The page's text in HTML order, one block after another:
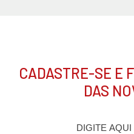
CADASTRE-SE E
DAS